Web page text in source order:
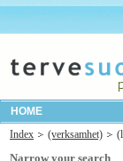
HOME
Index
(verksamhet)
Narrow your search